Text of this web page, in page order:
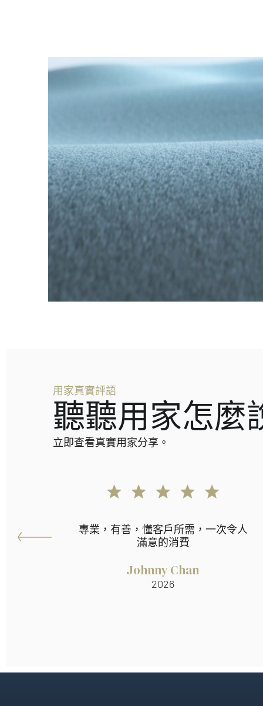
用家真實評語
聽聽用家怎麼
立即查看真實用家分享。
專業，有善，懂客戶所需，一次令人
滿意的消費
Johnny Chan
2026